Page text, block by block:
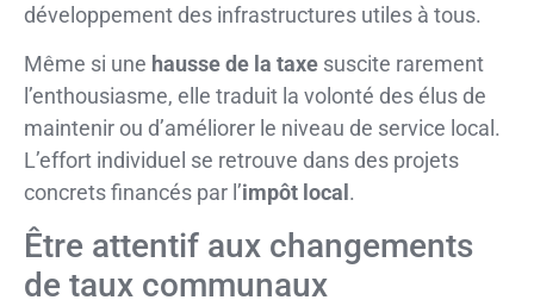
développement des infrastructures utiles à tous.
Même si une hausse de la taxe suscite rarement
l’enthousiasme, elle traduit la volonté des élus de
maintenir ou d’améliorer le niveau de service local.
L’effort individuel se retrouve dans des projets
concrets financés par l’impôt local .
Être attentif aux changements
de taux communaux